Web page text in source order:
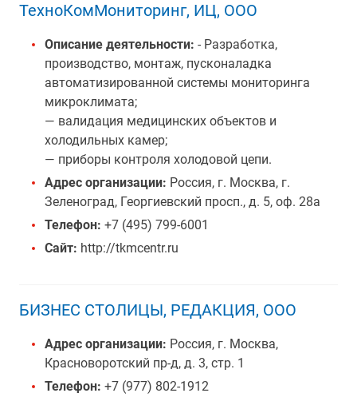
ТехноКомМониторинг, ИЦ, ООО
Описание деятельности: - Разработка,
производство, монтаж, пусконаладка
автоматизированной системы мониторинга
микроклимата;
— валидация медицинских объектов и
холодильных камер;
— приборы контроля холодовой цепи.
Адрес организации: Россия, г. Москва, г.
Зеленоград, Георгиевский просп., д. 5, оф. 28а
Телефон: +7 (495) 799-6001
Сайт: http://tkmcentr.ru
БИЗНЕС СТОЛИЦЫ, РЕДАКЦИЯ, ООО
Адрес организации: Россия, г. Москва,
Красноворотский пр-д, д. 3, стр. 1
Телефон: +7 (977) 802-1912